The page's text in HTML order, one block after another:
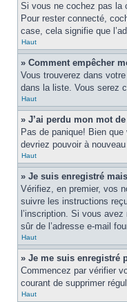
Si vous ne cochez pas la
Pour rester connecté,
case, cela signifie que
Haut
» Comment empêcher
Vous trouverez dans votre
dans la liste. Vous serez
Haut
» J’ai perdu mon mot
Pas de panique! Bien
devriez pouvoir à
Haut
» Je suis enregistré
Vérifiez, en premier, vos
suivre les instructions
l’inscription. Si vous
sûr de l’adresse e-mail
Haut
» Je me suis enregistré
Commencez par vérifier
courant de supprimer
Haut